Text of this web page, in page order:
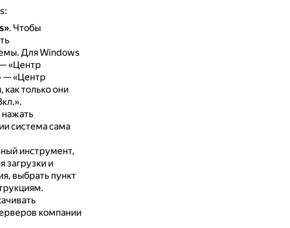
. Чтобы
Для Windows
«Центр
— «Центр
только они
система сама
инструмент,
загрузки и
выбрать пункт
компании